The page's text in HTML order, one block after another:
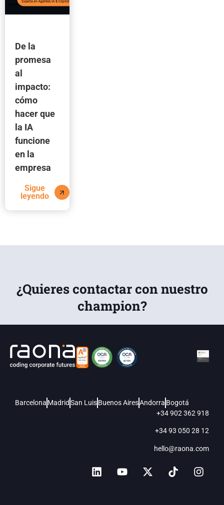
De la
promesa
al
impacto:
cómo
hacer que
la IA
funcione
en la
empresa
Sigue
leyendo
¿Quieres contactar con nuestro
champion?
Barcelona MadridSan LuisBuenos AiresAndorra Bogotá
+34 902 362 918
+34 93 050 28 12
hello@raona.com